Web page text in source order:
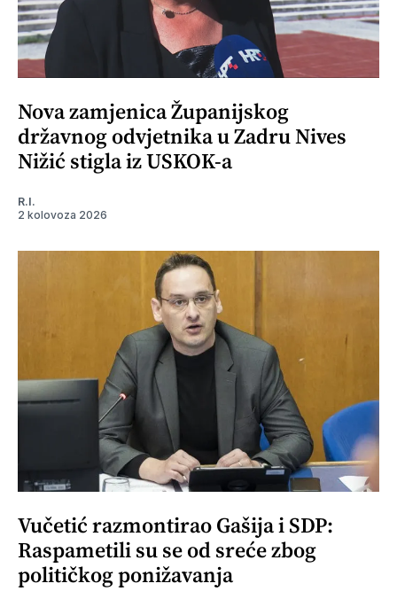
Nova zamjenica Županijskog
državnog odvjetnika u Zadru Nives
Nižić stigla iz USKOK-a
R.I.
2 kolovoza 2026
Vučetić razmontirao Gašija i SDP:
Raspametili su se od sreće zbog
političkog ponižavanja